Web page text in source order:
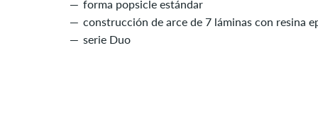
forma popsicle estándar
construcción de arce de 7 láminas con resina
serie Duo